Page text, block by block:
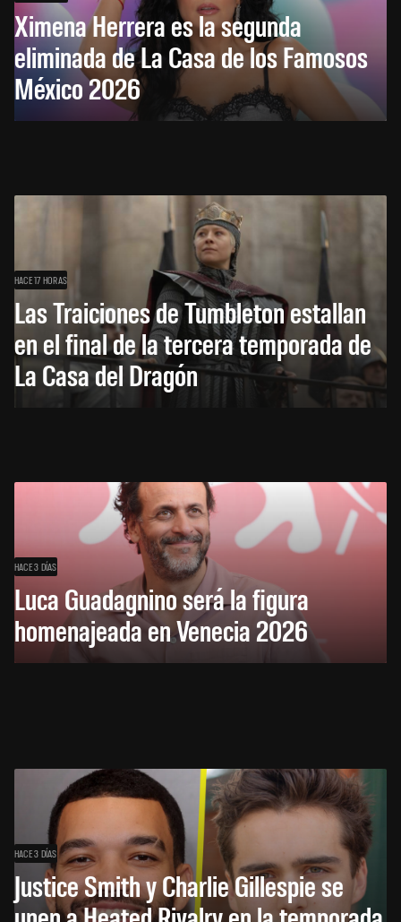
Ximena Herrera es la segunda
eliminada de La Casa de los Famosos
México 2026
HACE 17 HORAS
Las Traiciones de Tumbleton estallan
en el final de la tercera temporada de
La Casa del Dragón
HACE 3 DÍAS
Luca Guadagnino será la figura
homenajeada en Venecia 2026
HACE 3 DÍAS
Justice Smith y Charlie Gillespie se